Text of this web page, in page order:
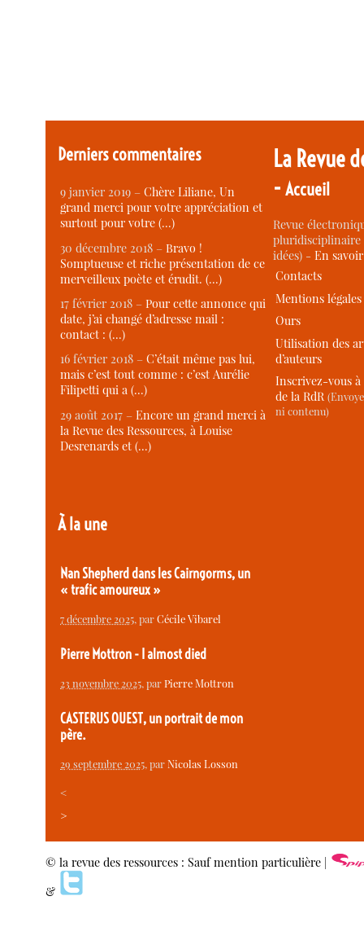
Derniers commentaires
9 janvier 2019 –Chère Liliane, Un
grand merci pour votre appréciation et
surtout pour votre (…)
30 décembre 2018 –Bravo !
Somptueuse et riche présentation de ce
merveilleux poète et érudit. (…)
17 février 2018 –Pour cette annonce qui
date, j’ai changé d’adresse mail :
contact : (…)
16 février 2018 –C’était même pas lui,
mais c’est tout comme : c’est Aurélie
Filipetti qui a (…)
29 août 2017 –Encore un grand merci à
la Revue des Ressources, à Louise
Desrenards et (…)
À la une
Nan Shepherd dans les Cairngorms, un
« trafic amoureux »
7 décembre 2025, parCécile Vibarel
Pierre Mottron - I almost died
23 novembre 2025, parPierre Mottron
CASTERUS OUEST, un portrait de mon
père.
29 septembre 2025, parNicolas Losson
<
>
La Revue
-Accueil
Revue
idées) -En
Contacts
Mentions légales
Ours
Utilisation des
d’auteurs
Inscrivez-vous
de la RdR
ni contenu)
© la revue des ressources : Sauf mention particulière |
&